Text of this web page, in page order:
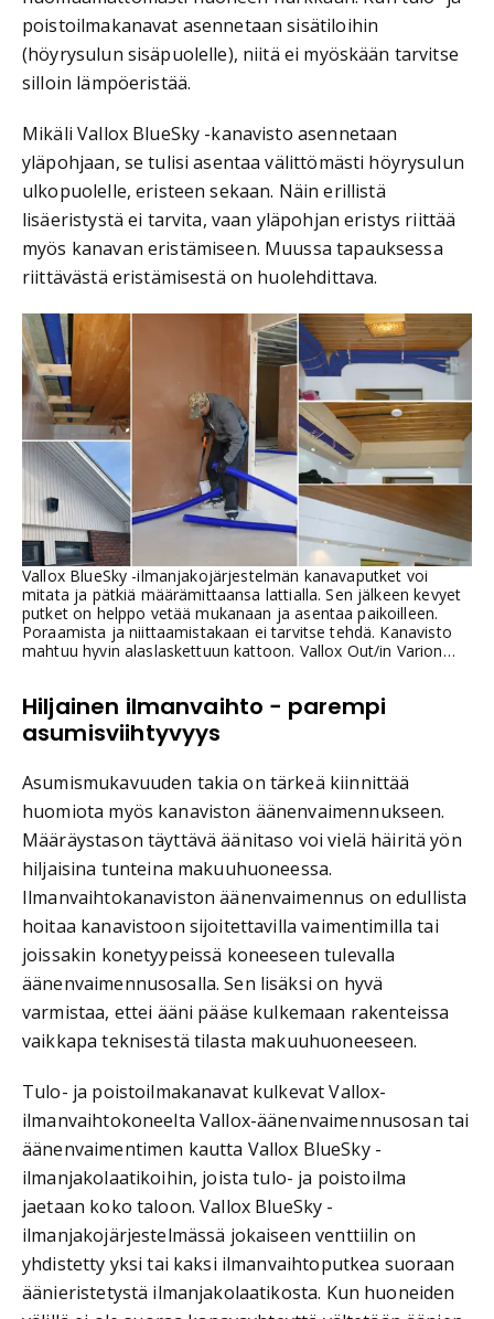
poistoilmakanavat asennetaan sisätiloihin
(höyrysulun sisäpuolelle), niitä ei myöskään tarvitse
silloin lämpöeristää.
Mikäli Vallox BlueSky -kanavisto asennetaan
yläpohjaan, se tulisi asentaa välittömästi höyrysulun
ulkopuolelle, eristeen sekaan. Näin erillistä
lisäeristystä ei tarvita, vaan yläpohjan eristys riittää
myös kanavan eristämiseen. Muussa tapauksessa
riittävästä eristämisestä on huolehdittava.
Vallox BlueSky -ilmanjakojärjestelmän kanavaputket voi
mitata ja pätkiä määrämittaansa lattialla. Sen jälkeen kevyet
putket on helppo vetää mukanaan ja asentaa paikoilleen.
Poraamista ja niittaamistakaan ei tarvitse tehdä. Kanavisto
mahtuu hyvin alaslaskettuun kattoon. Vallox Out/in Varion
Hiljainen ilmanvaihto − parempi
asumisviihtyvyys
Asumismukavuuden takia on tärkeä kiinnittää
huomiota myös kanaviston äänenvaimennukseen.
Määräystason täyttävä äänitaso voi vielä häiritä yön
hiljaisina tunteina makuuhuoneessa.
Ilmanvaihtokanaviston äänenvaimennus on edullista
hoitaa kanavistoon sijoitettavilla vaimentimilla tai
joissakin konetyypeissä koneeseen tulevalla
äänenvaimennusosalla. Sen lisäksi on hyvä
varmistaa, ettei ääni pääse kulkemaan rakenteissa
vaikkapa teknisestä tilasta makuuhuoneeseen.
Tulo- ja poistoilmakanavat kulkevat Vallox-
ilmanvaihtokoneelta Vallox-äänenvaimennusosan tai
äänenvaimentimen kautta Vallox BlueSky -
ilmanjakolaatikoihin, joista tulo- ja poistoilma
jaetaan koko taloon. Vallox BlueSky -
ilmanjakojärjestelmässä jokaiseen venttiilin on
yhdistetty yksi tai kaksi ilmanvaihtoputkea suoraan
äänieristetystä ilmanjakolaatikosta. Kun huoneiden